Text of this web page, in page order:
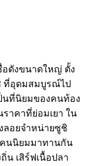
อดังขนาดใหญ่ ตั้ง
ที่อุดมสมบูรณ์ไป
นที่นิยมของคนท้อง
าคาที่ย่อมเยา ใน
ลอยจำหน่ายซูชิ
คนนิยมมาทานกัน
น เสิร์ฟเนื้อปลา